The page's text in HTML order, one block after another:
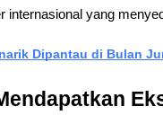
internasional yang
Dipantau di Bulan